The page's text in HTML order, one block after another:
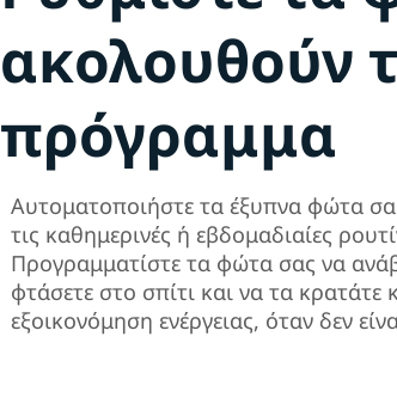
ακολουθούν
πρόγραμμα
Αυτοματοποιήστε τα έξυπνα φώτα
τις καθημερινές ή εβδομαδιαίες
Προγραμματίστε τα φώτα σας να
φτάσετε στο σπίτι και να τα κρατάτε
εξοικονόμηση ενέργειας, όταν δεν